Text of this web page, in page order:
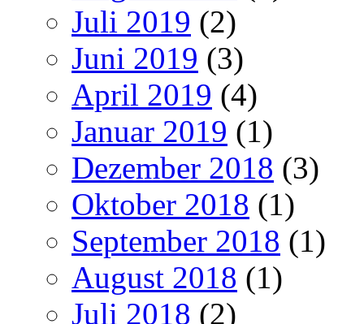
Juli 2019 (2)
Juni 2019 (3)
April 2019 (4)
Januar 2019 (1)
Dezember 2018 (3)
Oktober 2018 (1)
September 2018 (1)
August 2018 (1)
Juli 2018 (2)